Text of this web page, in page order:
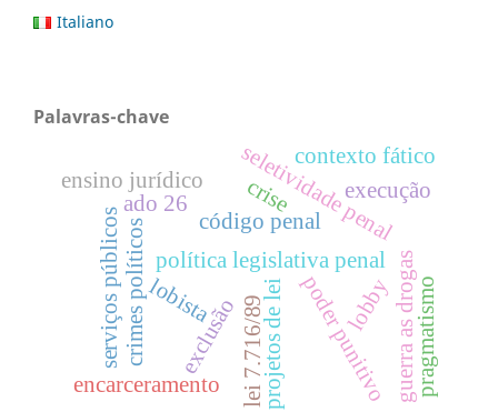
Italiano
Palavras-chave
política legislativa penal
código penal
crimes políticos
ado 26
lei 7.716/89
seletividade penal
poder punitivo
encarceramento guerra as drogas
lobby
lobista projetos de lei pragmatismo
contexto fático
exclusão
ensino jurídico crise
serviços públicos
execução